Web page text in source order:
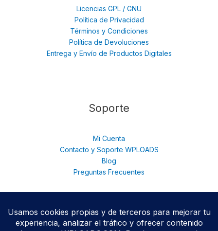
Licencias GPL / GNU
Política de Privacidad
Términos y Condiciones
Política de Devoluciones
Entrega y Envío de Productos Digitales
Soporte
Mi Cuenta
Contacto y Soporte WPLOADS
Blog
Preguntas Frecuentes